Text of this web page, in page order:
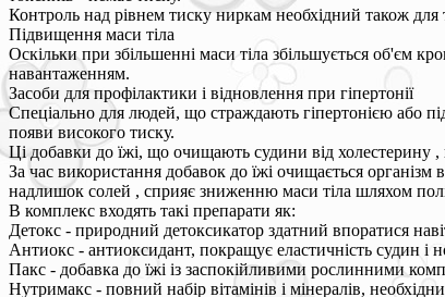
Контроль над рівнем тиску ниркам необхідний також для
Підвищення маси тіла
Оскільки при збільшенні маси тіла збільшується об'єм
навантаженням.
Засоби для профілактики і відновлення при гіпертонії
Спеціально для людей, що страждають гіпертонією або
появи високого тиску.
Ці добавки до їжі, що очищають судини від холестерину
За час використання добавок до їжі очищається організм
надлишок солей , сприяє зниженню маси тіла шляхом
В комплекс входять такі препарати як:
Детокс - природний детоксикатор здатний впоратися
Антиокс - антиоксидант, покращує еластичність судин і
Пакс - добавка до їжі із заспокійливими рослинними
Нутримакс - повний набір вітамінів і мінералів,